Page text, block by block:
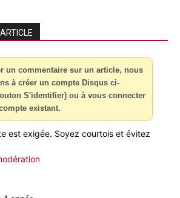
un commentaire sur un article, nous
à créer un compte Disqus ci-
S'identifier) ou à vous connecter
existant.
est exigée. Soyez courtois et évitez